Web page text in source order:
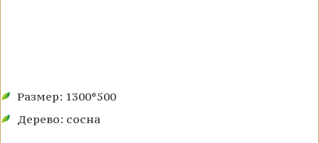
Размер: 1300*500
Дерево: сосна